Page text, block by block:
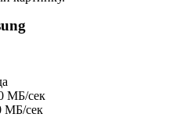
МБ/сек
МБ/сек